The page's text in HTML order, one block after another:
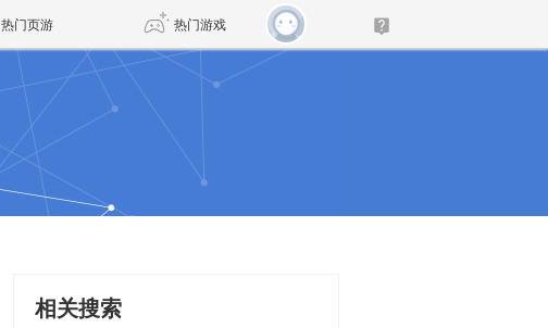
热门页游 热门游戏
魔兽
天堂 剑网3旗舰版
相关搜索